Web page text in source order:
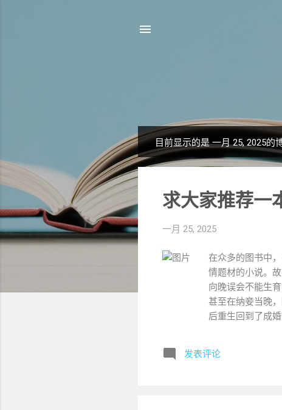
博
文
目前显示的是 一月 25, 2025的
求大家推荐一
一月 25, 2025
在众多的图书中
情题材的小说。
向晚误会不能生
甚至在纳妾当晚
后重生回到了成
还被安排到富庶
发表评论